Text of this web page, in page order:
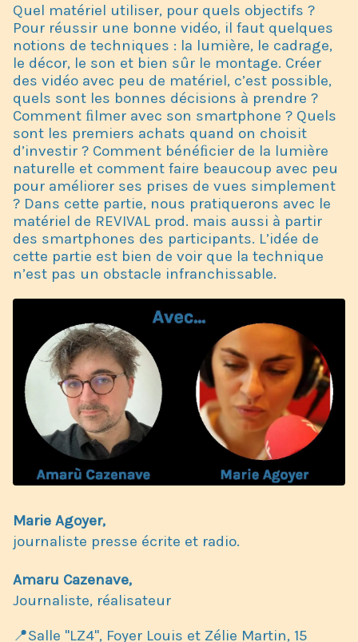
Quel matériel utiliser, pour quels objectifs ?
Pour réussir une bonne vidéo, il faut quelques
notions de techniques : la lumière, le cadrage,
le décor, le son et bien sûr le montage. Créer
des vidéo avec peu de matériel, c’est possible,
quels sont les bonnes décisions à prendre ?
Comment ﬁlmer avec son smartphone ? Quels
sont les premiers achats quand on choisit
d’investir ? Comment bénéﬁcier de la lumière
naturelle et comment faire beaucoup avec peu
pour améliorer ses prises de vues simplement
? Dans cette partie, nous pratiquerons avec le
matériel de REVIVAL prod. mais aussi à partir
des smartphones des participants. L’idée de
cette partie est bien de voir que la technique
n’est pas un obstacle infranchissable.
Marie Agoyer,
journaliste presse écrite et radio.
Amaru Cazenave,
​Journaliste, réalisateur
📍Salle "LZ4", Foyer Louis et Zélie Martin, 15